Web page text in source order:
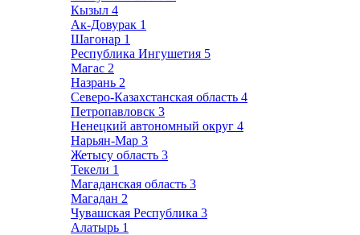
Кызыл 4
Ак-Довурак 1
Шагонар 1
Республика Ингушетия 5
Магас 2
Назрань 2
Северо-Казахстанская область 4
Петропавловск 3
Ненецкий автономный округ 4
Нарьян-Мар 3
Жетысу область 3
Текели 1
Магаданская область 3
Магадан 2
Чувашская Республика 3
Алатырь 1